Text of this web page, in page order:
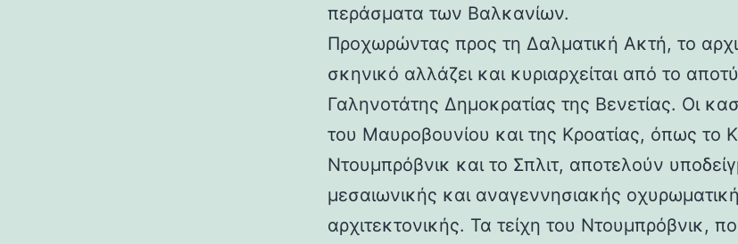
περάσματα των Βαλκανίων.
Προχωρώντας προς τη Δαλματική Ακτή, το
σκηνικό αλλάζει και κυριαρχείται από το
Γαληνοτάτης Δημοκρατίας της Βενετίας. Οι
του Μαυροβουνίου και της Κροατίας, όπως το
Ντουμπρόβνικ και το Σπλιτ, αποτελούν
μεσαιωνικής και αναγεννησιακής
αρχιτεκτονικής. Τα τείχη του Ντουμπρόβνικ,